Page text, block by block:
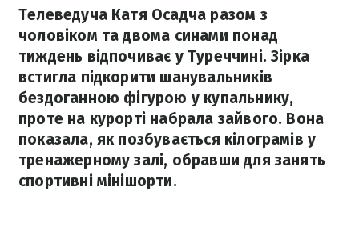
Телеведуча Катя Осадча разом з
чоловіком та двома синами понад
тиждень відпочиває у Туреччині. Зірка
встигла підкорити шанувальників
бездоганною фігурою у купальнику,
проте на курорті набрала зайвого. Вона
показала, як позбувається кілограмів у
тренажерному залі, обравши для занять
спортивні мінішорти.